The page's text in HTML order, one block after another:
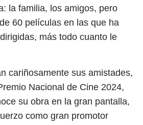
la familia, los amigos, pero
60 películas en las que ha
más todo cuanto le
cariñosamente sus amistades,
Nacional de Cine 2024,
su obra en la gran pantalla,
como gran promotor